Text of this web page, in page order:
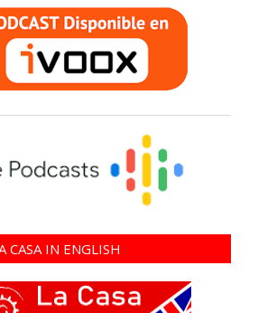
CASA IN ENGLISH